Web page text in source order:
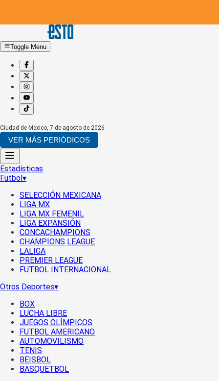
Toggle Menu
Ciudad de Mexico, 7 de agosto de 2026
VER MÁS PERIÓDICOS
Estadísticas
Futbol▾
SELECCIÓN MEXICANA
LIGA MX
LIGA MX FEMENIL
LIGA EXPANSIÓN
CONCACHAMPIONS
CHAMPIONS LEAGUE
LALIGA
PREMIER LEAGUE
FUTBOL INTERNACIONAL
Otros Deportes▾
BOX
LUCHA LIBRE
JUEGOS OLÍMPICOS
FUTBOL AMERICANO
AUTOMOVILISMO
TENIS
BEISBOL
BASQUETBOL